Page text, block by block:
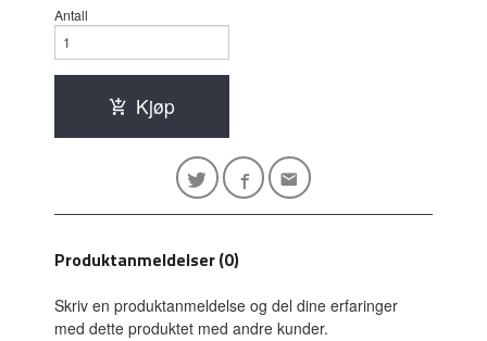
Antall
Kjøp
Produktanmeldelser (0)
Skriv en produktanmeldelse og del dine erfaringer
med dette produktet med andre kunder.